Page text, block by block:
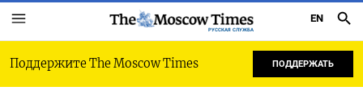
РУССКАЯ СЛУЖБА
EN
Поддержите The Moscow Times ПОДДЕРЖАТЬ